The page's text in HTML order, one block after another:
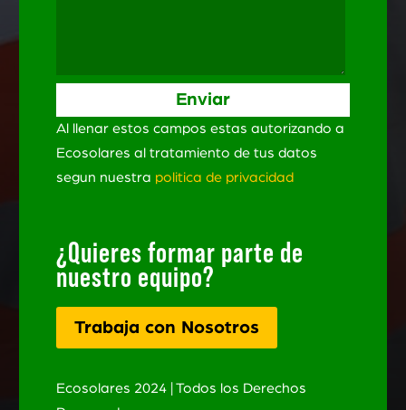
Al llenar estos campos estas autorizando a
Ecosolares al tratamiento de tus datos
segun nuestra politica de privacidad
¿Quieres formar parte de
nuestro equipo?
Trabaja con Nosotros
Ecosolares 2024 | Todos los Derechos